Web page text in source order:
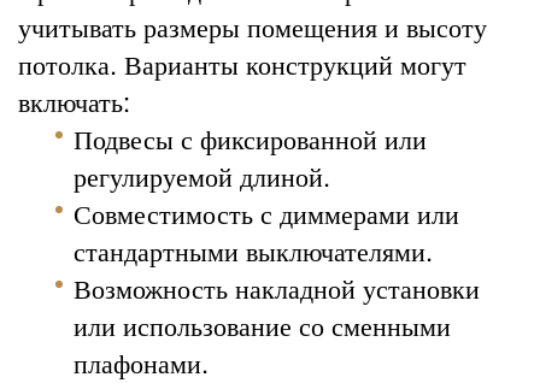
учитывать размеры помещения и высоту
потолка. Варианты конструкций могут
включать:
Подвесы с фиксированной или
регулируемой длиной.
Совместимость с диммерами или
стандартными выключателями.
Возможность накладной установки
или использование со сменными
плафонами.